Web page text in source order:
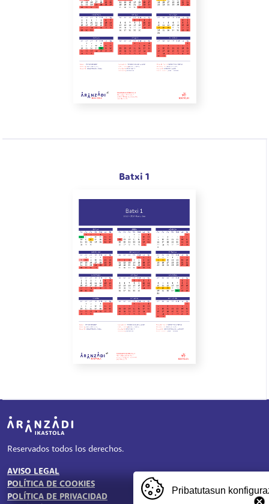
Batxi 1
Irudia
Reservados todos los derechos.
TESTU-LEGALAK
AVISO LEGAL
POLÍTICA DE COOKIES
POLÍTICA DE PRIVACIDAD
Pribatutasun